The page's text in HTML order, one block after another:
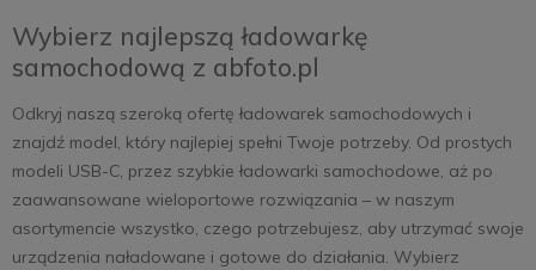
Wybierz najlepszą ładowarkę
samochodową z abfoto.pl
Odkryj naszą szeroką ofertę ładowarek samochodowych i
znajdź model, który najlepiej spełni Twoje potrzeby. Od prostych
modeli USB-C, przez szybkie ładowarki samochodowe, aż po
zaawansowane wieloportowe rozwiązania – w naszym
asortymencie wszystko, czego potrzebujesz, aby utrzymać swoje
urządzenia naładowane i gotowe do działania. Wybierz